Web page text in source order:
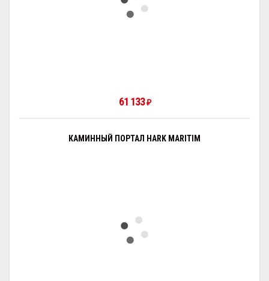
61 133₽
КАМИННЫЙ ПОРТАЛ HARK MARITIM